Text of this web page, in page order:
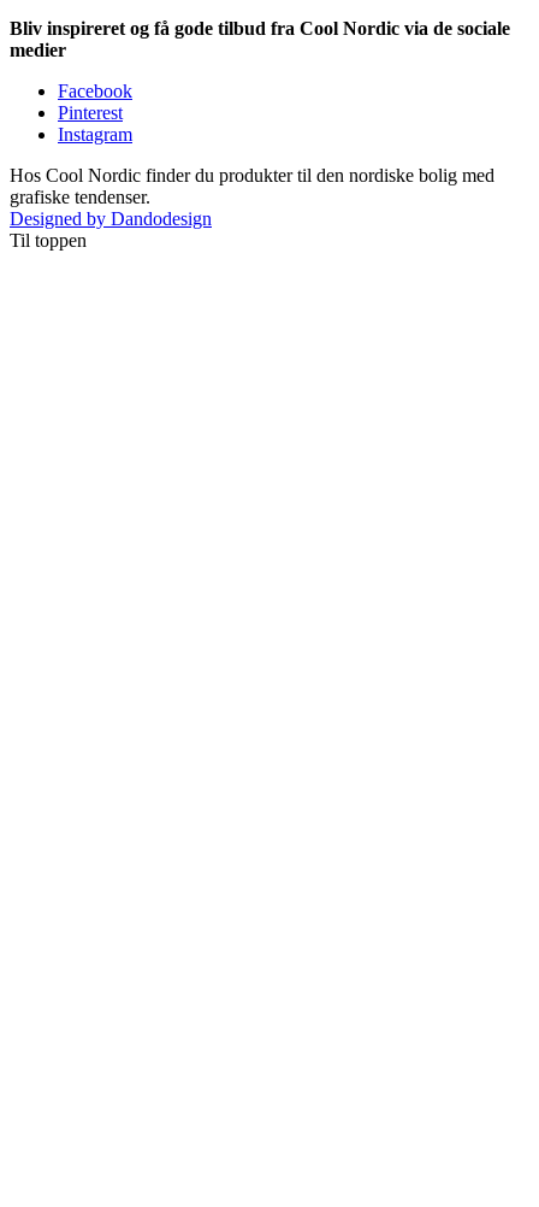
Bliv inspireret og få gode tilbud fra Cool Nordic via de sociale
medier
Facebook
Pinterest
Instagram
Hos Cool Nordic finder du produkter til den nordiske bolig med
grafiske tendenser.
Designed by Dandodesign
Til toppen